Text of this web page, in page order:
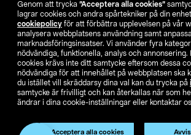
Genom att trycka ”Acceptera alla cookies”
lagrar cookies och andra spårtekniker på din enhet
cookiepolicy för att förbättra upplevelsen på vår
analysera webbplatsens användning samt
marknadsföringsinsatser. Vi använder fyra
nödvändiga, funktionella, analys och annonsering.
cookies krävs inte ditt samtycke eftersom dessa
nödvändiga för att innehållet på webbplatsen ska
du istället vill skräddarsy dina val kan du trycka på
samtycke är frivilligt och kan återkallas när som
ändrar i dina cookie-inställningar eller kontaktar
Acceptera alla cookies
Våra bolag
Hitta butik
SE NO FI